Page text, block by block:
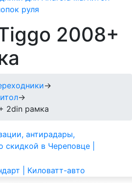
руля
2008+
→
→
2din рамка